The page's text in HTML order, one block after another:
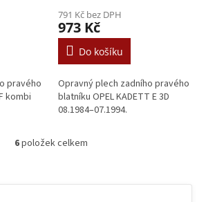
pravého
kombi
791 Kč bez DPH
973 Kč
Do košíku
Opravný plech zadního pravého
blatníku OPEL KADETT E 3D
08.1984–07.1994.
O
á
6položek celkem